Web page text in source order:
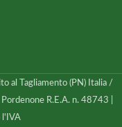
al Tagliamento (PN) Italia /
R.E.A. n. 48743 |
l'IVA